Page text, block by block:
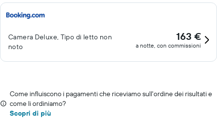
Camera Deluxe, Tipo di letto non
noto
163 €
a notte, con commissioni
Come influiscono i pagamenti che riceviamo sull'ordine dei risultati e
come li ordiniamo?
Scopri di più